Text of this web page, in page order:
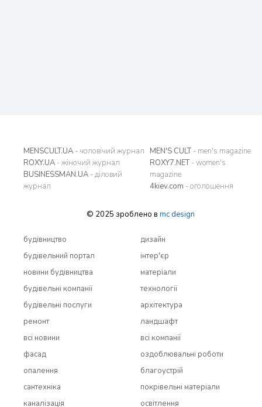
MENSCULT.UA - чоловічий журнал
ROXY.UA - жіночий журнал
BUSINESSMAN.UA - діловий
журнал
MEN'S CULT- men's magazine
ROXY7.NET- women's
magazine
4kiev.com - оголошення
© 2025 зроблено в mc design
будівництво
будівельний портал
новини будівництва
будівельні компанії
будівельні послуги
ремонт
всi новини
дизайн
інтер'єр
матеріали
технології
архітектура
ландшафт
всi компанії
фасад
опалення
сантехніка
каналізація
оздоблювальні роботи
благоустрій
покрівельні матеріали
освітлення